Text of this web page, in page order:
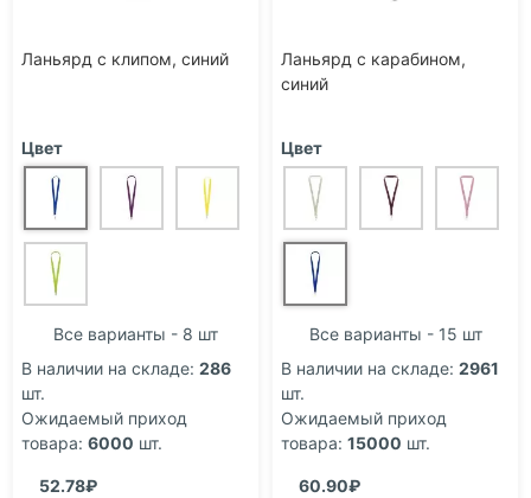
Ланьярд с клипом, синий
Цвет
Все варианты - 8 шт
В наличии на складе: 286
шт.
Ожидаемый приход
товара: 6000 шт.
52.78₽
Ланьярд с карабином,
синий
Цвет
Все варианты - 15 шт
В наличии на складе: 2961
шт.
Ожидаемый приход
товара: 15000 шт.
60.90₽